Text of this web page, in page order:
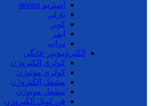
استریم stream
بارلی
کوپر
ایمر
دراپ
الکتروموتور خانگی
کولری الکتروژن
کولری موتوژن
مشعل الکتروژن
مشعل موتوژن
فن کوئل الکتروژن